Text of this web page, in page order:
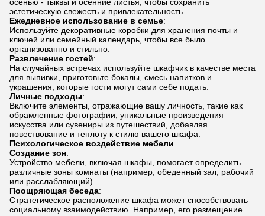
эстетическую свежесть и привлекательность.
Ежедневное использование в семье:
Используйте декоративные коробки для хранения почты и
ключей или семейный календарь, чтобы все было
организованно и стильно.
Развлечение гостей:
На случайных встречах используйте шкафчик в качестве места
для выпивки, приготовьте бокалы, смесь напитков и
украшения, которые гости могут сами себе подать.
Личные подходы:
Включите элементы, отражающие вашу личность, такие как
обрамленные фотографии, уникальные произведения
искусства или сувениры из путешествий, добавляя
повествование и теплоту к стилю вашего шкафа.
Психологическое воздействие мебели
Создание зон:
Устройство мебели, включая шкафы, помогает определить
различные зоны комнаты (например, обеденный зал, рабочий
или расслабляющий).
Поощряющая беседа:
Стратегическое расположение шкафа может способствовать
социальному взаимодействию. Например, его размещение